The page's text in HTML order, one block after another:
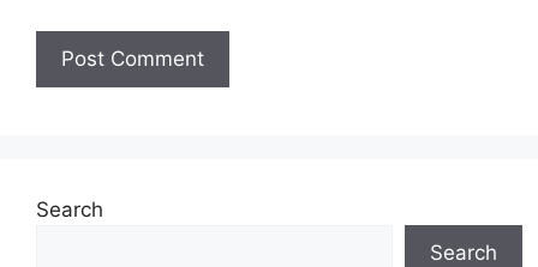
Search
Search